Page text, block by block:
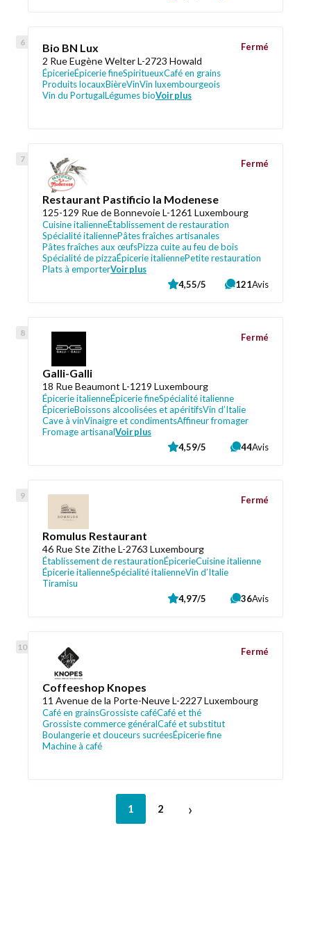
Bio BN Lux
2 Rue Eugène Welter L-2723 Howald
ÉpicerieÉpicerie fineSpiritueuxCafé en grains
Produits locauxBièreVinVin luxembourgeois
Vin du PortugalLégumes bioVoir plus
Fermé
Restaurant Pastificio la Modenese
125-129 Rue de Bonnevoie L-1261 Luxembourg
Cuisine italienneÉtablissement de restauration
Spécialité italiennePâtes fraîches artisanales
Pâtes fraîches aux œufsPizza cuite au feu de bois
Spécialité de pizzaÉpicerie italiennePetite restauration
Plats à emporterVoir plus
Fermé
4,55/5 121Avis
Galli-Galli
18 Rue Beaumont L-1219 Luxembourg
Épicerie italienneÉpicerie fineSpécialité italienne
ÉpicerieBoissons alcoolisées et apéritifsVin d’Italie
Cave à vinVinaigre et condimentsAffineur fromager
Fromage artisanalVoir plus
Fermé
4,59/5 44Avis
Romulus Restaurant
46 Rue Ste Zithe L-2763 Luxembourg
Établissement de restaurationÉpicerieCuisine italienne
Épicerie italienneSpécialité italienneVin d’Italie
Tiramisu
Fermé
4,97/5 36Avis
Coffeeshop Knopes
11 Avenue de la Porte-Neuve L-2227 Luxembourg
Café en grainsGrossiste caféCafé et thé
Grossiste commerce généralCafé et substitut
Boulangerie et douceurs sucréesÉpicerie fine
Machine à café
Fermé
1 2 ›